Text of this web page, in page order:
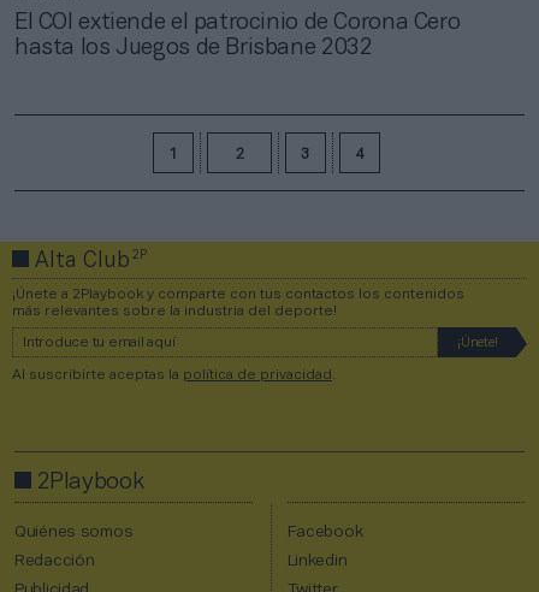
El COI extiende el patrocinio de Corona Cero
hasta los Juegos de Brisbane 2032
1 2 3 4
Alta Club2P
¡Únete a 2Playbook y comparte con tus contactos los contenidos
más relevantes sobre la industria del deporte!
Al suscribirte aceptas la política de privacidad
2Playbook
Quiénes somos
Redacción
Facebook
Linkedin